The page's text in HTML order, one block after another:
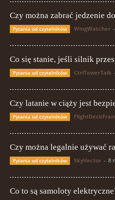
Czy można zabrać jedzenie
Pytania od czytelników WingWatcher -
Co się stanie, jeśli silnik
Pytania od czytelników CtrlTowerTalk -
Czy latanie w ciąży jest
Pytania od czytelników
Czy można legalnie używać
Pytania od czytelników SkyVector - 8
Co to są samoloty